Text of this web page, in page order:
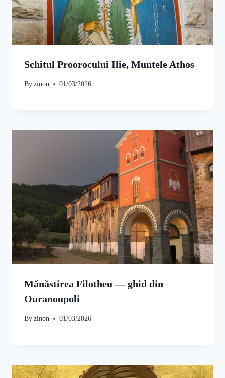
Schitul Proorocului Ilie, Muntele Athos
Byzinon 01/03/2026
Mănăstirea Filotheu — ghid din
Ouranoupoli
Byzinon 01/03/2026